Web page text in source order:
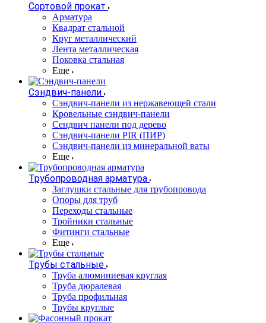
Сортовой прокат
Арматура
Квадрат стальной
Круг металлический
Лента металлическая
Поковка стальная
Еще
Сэндвич-панели
Cэндвич-панели из нержавеющей стали
Кровельные сэндвич-панели
Сендвич панели под дерево
Сэндвич-панели PIR (ПИР)
Сэндвич-панели из минеральной ваты
Еще
Трубопроводная арматура
Заглушки стальные для трубопровода
Опоры для труб
Переходы стальные
Тройники стальные
Фитинги стальные
Еще
Трубы стальные
Труба алюминиевая круглая
Труба дюралевая
Труба профильная
Трубы круглые